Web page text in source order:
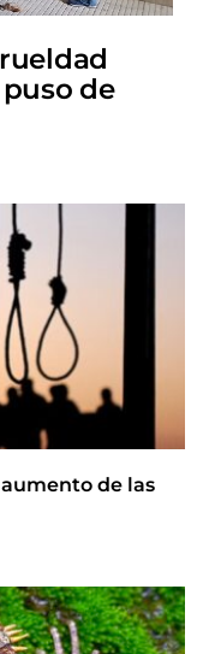
de
de las